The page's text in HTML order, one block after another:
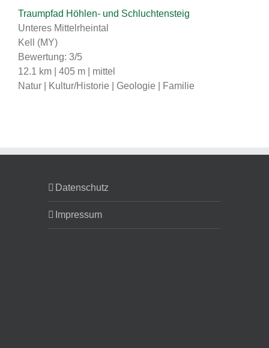
Traumpfad Höhlen- und Schluchtensteig
Unteres Mittelrheintal
Kell (MY)
Bewertung: 3/5
12.1 km | 405 m | mittel
Natur | Kultur/Historie | Geologie | Familie
Datenschutz
Impressum